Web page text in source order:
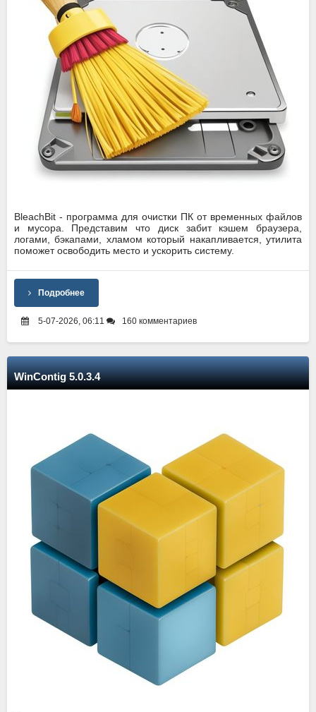
BleachBit - программа для очистки ПК от временных файлов
и мусора. Представим что диск забит кэшем браузера,
логами, бэкапами, хламом который накапливается, утилита
поможет освободить место и ускорить систему.
Подробнее
5-07-2026, 06:11 160 комментариев
WinContig 5.0.3.4